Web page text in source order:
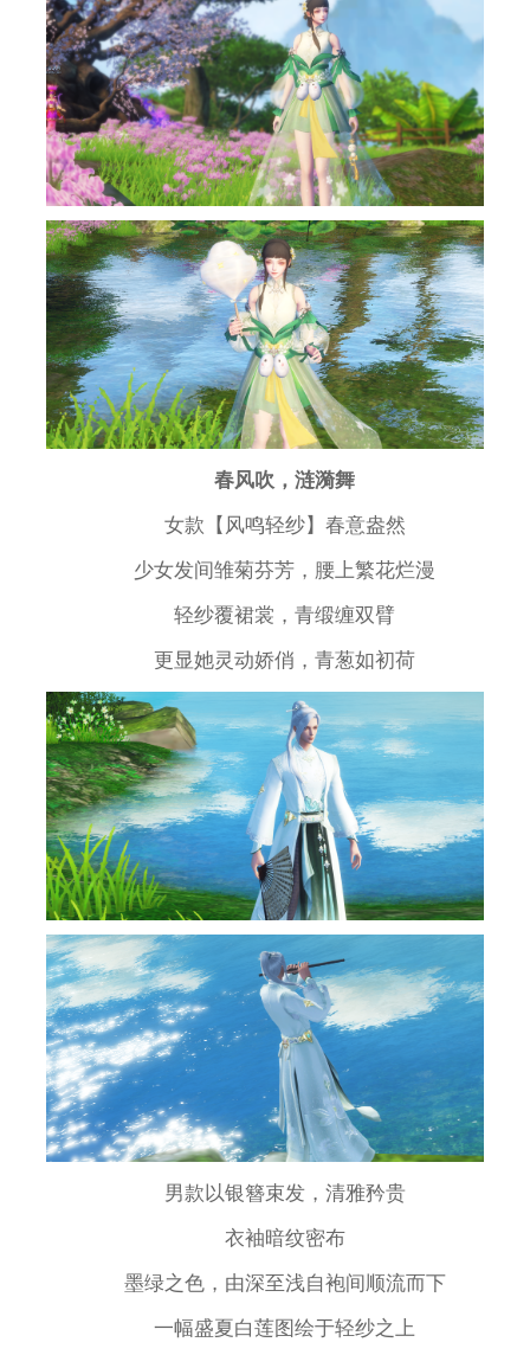
春风吹，涟漪舞
女款【风鸣轻纱】春意盎然
少女发间雏菊芬芳，腰上繁花烂漫
轻纱覆裙裳，青缎缠双臂
更显她灵动娇俏，青葱如初荷
男款以银簪束发，清雅矜贵
衣袖暗纹密布
墨绿之色，由深至浅自袍间顺流而下
一幅盛夏白莲图绘于轻纱之上